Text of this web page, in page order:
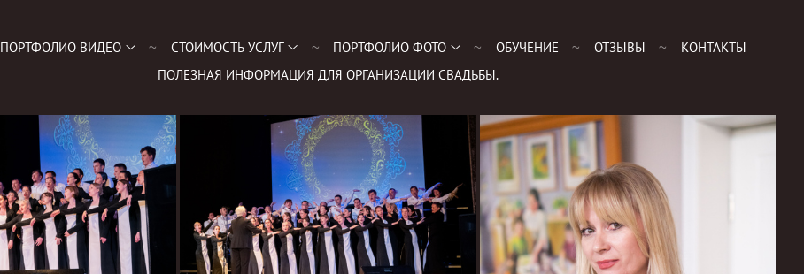
ПОРТФОЛИО ВИДЕО СТОИМОСТЬ УСЛУГ ПОРТФОЛИО ФОТО ОБУЧЕНИЕ ОТЗЫВЫ
КОНТАКТЫ
ПОЛЕЗНАЯ ИНФОРМАЦИЯ ДЛЯ ОРГАНИЗАЦИИ СВАДЬБЫ.